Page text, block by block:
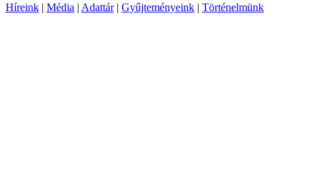
Híreink | Média | Adattár| Gyűjteményeink | Történelmünk